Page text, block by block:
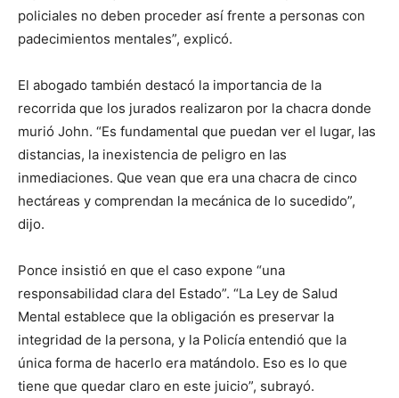
policiales no deben proceder así frente a personas con
padecimientos mentales”, explicó.
El abogado también destacó la importancia de la
recorrida que los jurados realizaron por la chacra donde
murió John. “Es fundamental que puedan ver el lugar, las
distancias, la inexistencia de peligro en las
inmediaciones. Que vean que era una chacra de cinco
hectáreas y comprendan la mecánica de lo sucedido”,
dijo.
Ponce insistió en que el caso expone “una
responsabilidad clara del Estado”. “La Ley de Salud
Mental establece que la obligación es preservar la
integridad de la persona, y la Policía entendió que la
única forma de hacerlo era matándolo. Eso es lo que
tiene que quedar claro en este juicio”, subrayó.